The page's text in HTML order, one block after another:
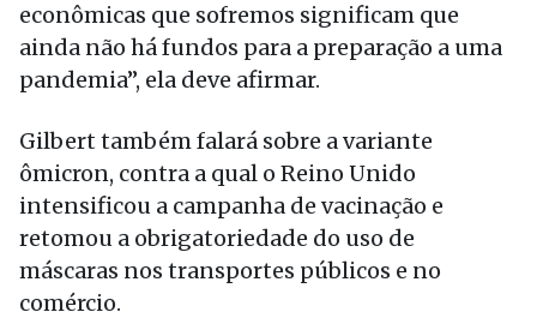
econômicas que sofremos significam que
ainda não há fundos para a preparação a uma
pandemia”, ela deve afirmar.
Gilbert também falará sobre a variante
ômicron, contra a qual o Reino Unido
intensificou a campanha de vacinação e
retomou a obrigatoriedade do uso de
máscaras nos transportes públicos e no
comércio.